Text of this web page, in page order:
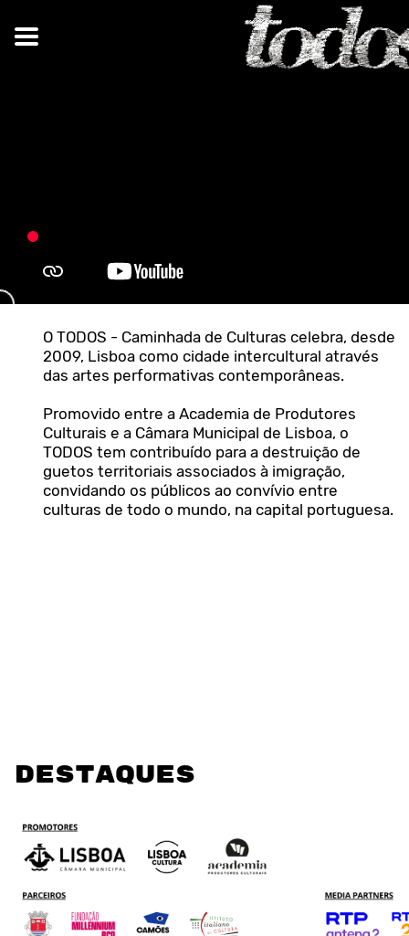
O TODOS - Caminhada de Culturas celebra, desde
2009, Lisboa como cidade intercultural através
das artes performativas contemporâneas.
Promovido entre a Academia de Produtores
Culturais e a Câmara Municipal de Lisboa, o
TODOS tem contribuído para a destruição de
guetos territoriais associados à imigração,
convidando os públicos ao convívio entre
culturas de todo o mundo, na capital portuguesa.
DESTAQUES